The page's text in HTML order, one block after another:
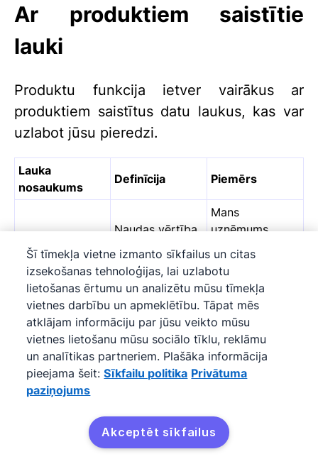
Ar produktiem saistītie
lauki
Produktu funkcija ietver vairākus ar
produktiem saistītus datu laukus, kas var
uzlabot jūsu pieredzi.
Lauka
nosaukums
Definīcija Piemērs
Cena
Naudas vērtība,
kas piešķirta
vienai produkta
vienībai
Mans
uzņēmums
pārdod bikses,
zilo džinsu
cena
ir $25 par
pāri.
Produkta kods
Pielāgots kods,
ko izmanto
produktu
identificēšanai
Zilo džinsu
produkta kods
ir 2174.
daļa, kas tiek
aprēķināta no
pasūtījuma
$25, ar 10%
nodokļa
Šī tīmekļa vietne izmanto sīkfailus un citas
izsekošanas tehnoloģijas, lai uzlabotu
lietošanas ērtumu un analizētu mūsu tīmekļa
vietnes darbību un apmeklētību. Tāpat mēs
atklājam informāciju par jūsu veikto mūsu
vietnes lietošanu mūsu sociālo tīklu, reklāmu
un analītikas partneriem. Plašāka informācija
pieejama šeit: Sīkfailu politika Privātuma
paziņojums
Akceptēt sīkfailus